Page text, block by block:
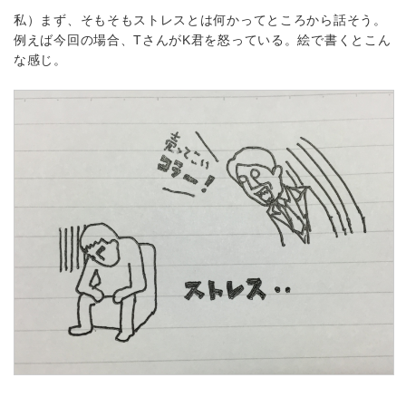
私）まず、そもそもストレスとは何かってところから話そう。
例えば今回の場合、TさんがK君を怒っている。絵で書くとこん
な感じ。